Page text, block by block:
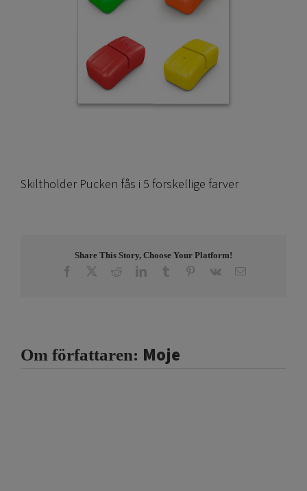
Skiltholder Pucken fås i 5 forskellige farver
Share This Story, Choose Your Platform!
Facebook RedditLinkedInTumblr Pinterest
Vk E-
Om författaren: Moje